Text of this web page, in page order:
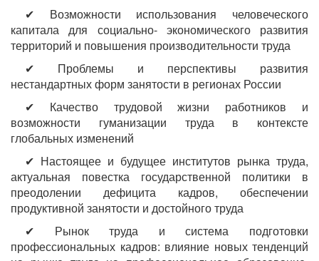
✔ Возможности использования человеческого
капитала для социально- экономического развития
территорий и повышения производительности труда
✔ Проблемы и перспективы развития
нестандартных форм занятости в регионах России
✔ Качество трудовой жизни работников и
возможности гуманизации труда в контексте
глобальных изменений
✔ Настоящее и будущее институтов рынка труда,
актуальная повестка государственной политики в
преодолении дефицита кадров, обеспечении
продуктивной занятости и достойного труда
✔ Рынок труда и система подготовки
профессиональных кадров: влияние новых тенденций